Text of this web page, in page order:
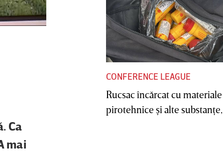
Ca
mai
CONFERENCE LEAGUE
Rucsac încărcat cu materiale
pirotehnice şi alte substanţe,